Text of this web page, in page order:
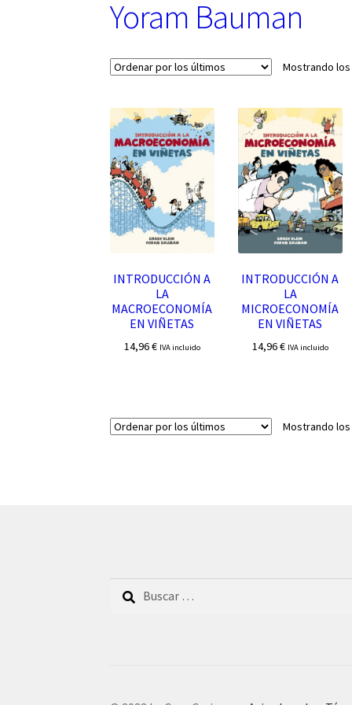
Yoram Bauman
Mostrando
INTRODUCCIÓN A
LA
MACROECONOMÍA
EN VIÑETAS
14,96€ IVA incluido
INTRODUCCIÓN A
LA
MICROECONOMÍA
EN VIÑETAS
14,96€ IVA incluido
Mostrando
Buscar: